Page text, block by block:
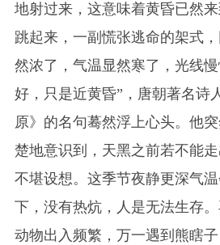
地射过来，这意味着黄昏已然
跳起来，一副慌张逃命的架式
然浓了，气温显然寒了，光线
好，只是近黄昏”，唐朝著名诗
原》的名句蓦然浮上心头。他
楚地意识到，天黑之前若不能
不堪设想。这季节夜静更深气
下，没有热炕，人是无法生存
动物出入频繁，万一遇到熊瞎